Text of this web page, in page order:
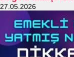
27.05.2026